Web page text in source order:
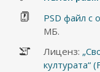
PSD файл с
МБ.
Лиценз:
културата“